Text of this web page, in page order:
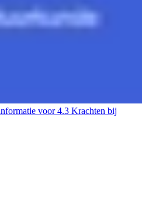
voor 4.3 Krachten bij